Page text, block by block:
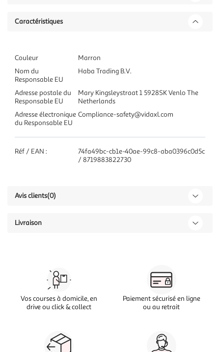
Caractéristiques
Couleur
Marron
Nom du
Responsable EU
Haba Trading B.V.
Adresse postale du
Responsable EU
Mary Kingsleystraat 1 5928SK Venlo The
Netherlands
Adresse électronique
du Responsable EU
Compliance-safety@vidaxl.com
Réf / EAN :
74fa49bc-cb1e-40ae-99c8-aba0396c0d5c
/ 8719883822730
Avis clients(0)
Livraison
Vos courses à domicile, en
drive ou click & collect
Paiement sécurisé en ligne
ou au retrait